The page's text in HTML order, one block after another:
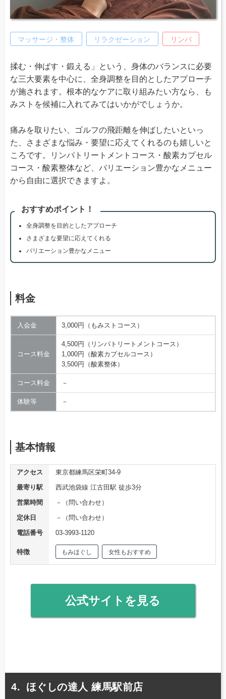
マッサージ・整体 リラクゼーション リンパ
揉む・伸ばす・鍛える」という、身体のバランスに必要
な三大要素を中心に、全身調整を目的としたアプローチ
が施されます。根本的なケアに取り組みたい方なら、も
みストを候補に入れてみてはいかがでしょうか。
痛みを取りたい、ゴルフの飛距離を伸ばしたいといっ
た、さまざまな悩み・要望に応えてくれるのも嬉しいと
ころです。リンパトリートメントコース・酸素カプセル
コース・酸素整体など、バリエーション豊かなメニュー
から自由に選択できますよ。
おすすめポイント！
全身調整を目的としたアプローチ
さまざまな要望に応えてくれる
バリエーション豊かなメニュー
料金
入会金 3,000円（もみストコース）
コース料金
4,500円（リンパトリートメントコース）
1,000円（酸素カプセルコース）
3,500円（酸素整体）
コース料金 －
体験等 －
基本情報
アクセス
東京都練馬区栄町34-9
最寄り駅
西武池袋線 江古田駅 徒歩3分
営業時間
－（問い合わせ）
定休日
－（問い合わせ）
電話番号
03-3993-1120
特徴 もみほぐし 女性もおすすめ
公式サイトを見る
ほぐしの達人 練馬駅前店